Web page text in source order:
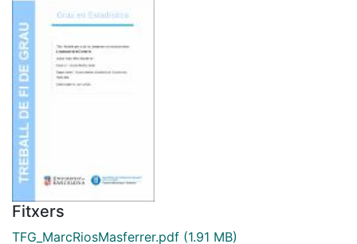
Fitxers
TFG_MarcRiosMasferrer.pdf (1.91 MB)